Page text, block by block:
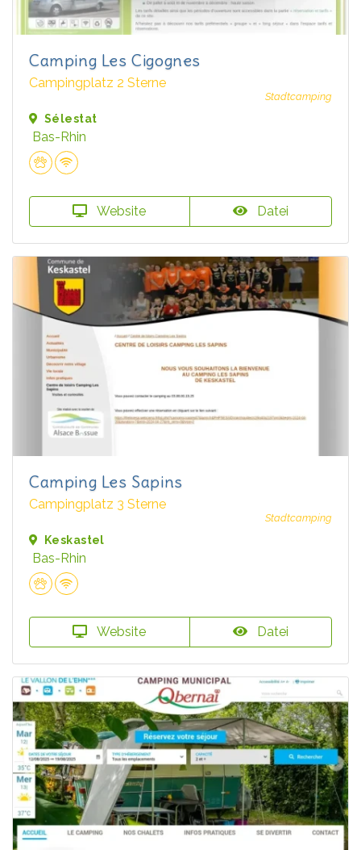
Camping Les Cigognes
Campingplatz 2 Sterne
Stadtcamping
Sélestat
Bas-Rhin
Website Datei
Camping Les Sapins
Campingplatz 3 Sterne
Stadtcamping
Keskastel
Bas-Rhin
Website Datei